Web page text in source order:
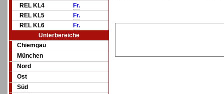
REL KL4
Fr.
REL KL5
Fr.
REL KL6
Fr.
Unterbereiche
Chiemgau
München
Nord
Ost
Süd